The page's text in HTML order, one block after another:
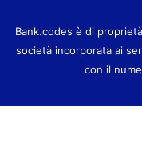
Bank.codes è di
società incorporata ai
con il